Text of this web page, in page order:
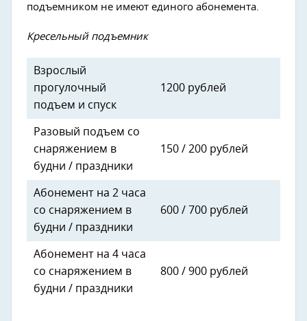
подъемником не имеют единого абонемента.
Кресельный подъемник
Взрослый
прогулочный
подъем и спуск
1200 рублей
Разовый подъем со
снаряжением в
будни / праздники
150 / 200 рублей
Абонемент на 2 часа
со снаряжением в
будни / праздники
600 / 700 рублей
Абонемент на 4 часа
со снаряжением в
будни / праздники
800 / 900 рублей